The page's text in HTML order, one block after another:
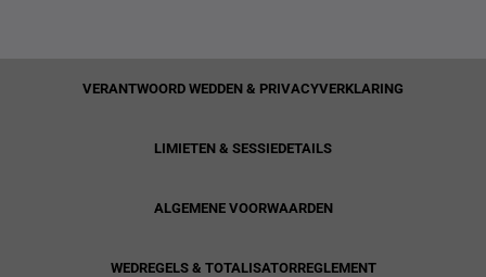
VERANTWOORD WEDDEN & PRIVACYVERKLARING
LIMIETEN & SESSIEDETAILS
ALGEMENE VOORWAARDEN
WEDREGELS & TOTALISATORREGLEMENT